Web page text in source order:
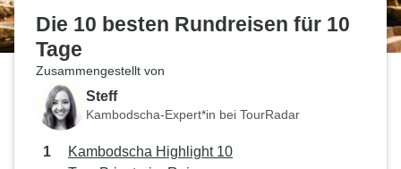
Die 10 besten Rundreisen für 10
Tage
Zusammengestellt von
Steff
Kambodscha-Expert*in bei TourRadar
Kambodscha Highlight 10